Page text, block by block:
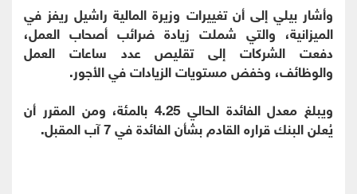
وأشار بيلي إلى أن تغييرات وزيرة المالية راشيل ريفز في
الميزانية، والتي شملت زيادة ضرائب أصحاب العمل،
دفعت الشركات إلى تقليص عدد ساعات العمل
والوظائف، وخفض مستويات الزيادات في الأجور.
ويبلغ معدل الفائدة الحالي 4.25 بالمئة، ومن المقرر أن
يُعلن البنك قراره القادم بشأن الفائدة في 7 آب المقبل.